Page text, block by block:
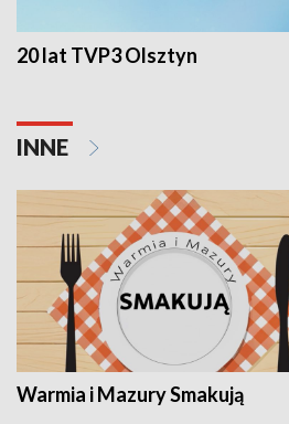
20 lat TVP3 Olsztyn
INNE
Warmia i Mazury Smakują